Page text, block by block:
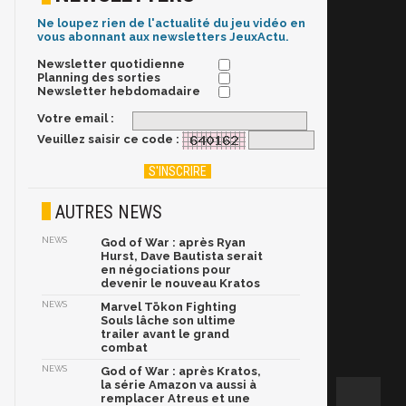
Ne loupez rien de l'actualité du jeu vidéo en
vous abonnant aux newsletters JeuxActu.
Newsletter quotidienne
Planning des sorties
Newsletter hebdomadaire
Votre email :
Veuillez saisir ce code :
AUTRES NEWS
NEWS
God of War : après Ryan
Hurst, Dave Bautista serait
en négociations pour
devenir le nouveau Kratos
NEWS
Marvel Tōkon Fighting
Souls lâche son ultime
trailer avant le grand
combat
NEWS
God of War : après Kratos,
la série Amazon va aussi à
remplacer Atreus et une